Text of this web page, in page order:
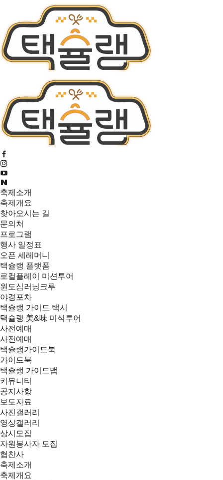
축제소개
축제개요
찾아오시는 길
문의처
프로그램
행사 일정표
오픈 세레머니
택슐랭 플랫폼
로컬플레이 미션투어
원도심러닝크루
야경포차
택슐랭 가이드 택시
택슐랭 美&味 미식투어
사전예매
사전예매
택슐랭가이드북
가이드북
택슐랭 가이드맵
커뮤니티
공지사항
보도자료
사진갤러리
영상갤러리
상시모집
자원봉사자 모집
협찬사
축제소개
축제개요